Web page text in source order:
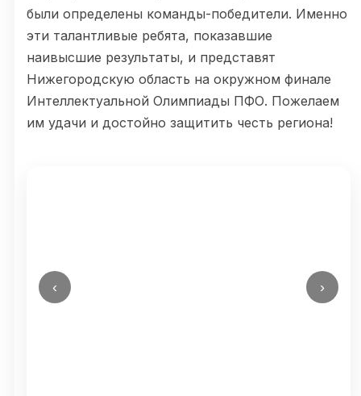
были определены команды-победители. Именно
эти талантливые ребята, показавшие
наивысшие результаты, и представят
Нижегородскую область на окружном финале
Интеллектуальной Олимпиады ПФО. Пожелаем
им удачи и достойно защитить честь региона!
‹ ›